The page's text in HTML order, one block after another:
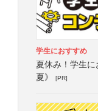
学生におすすめ
夏休み！学生
夏》
[PR]